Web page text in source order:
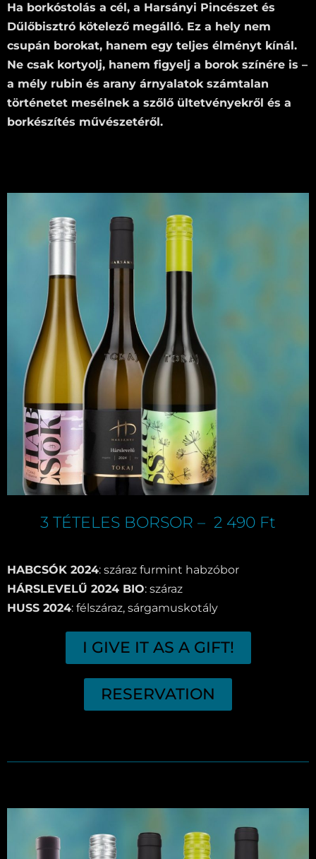
Ha borkóstolás a cél, a Harsányi Pincészet és
Dűlőbisztró kötelező megálló. Ez a hely nem
csupán borokat, hanem egy teljes élményt kínál.
Ne csak kortyolj, hanem figyelj a borok színére is –
a mély rubin és arany árnyalatok számtalan
történetet mesélnek a szőlő ültetvényekről és a
borkészítés művészetéről.
3 TÉTELES BORSOR – 2 490 Ft
HABCSÓK 2024: száraz furmint habzóbor
HÁRSLEVELŰ 2024 BIO: száraz
HUSS 2024: félszáraz, sárgamuskotály
I GIVE IT AS A GIFT!
RESERVATION